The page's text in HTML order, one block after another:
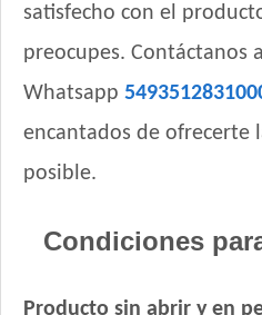
Royal Canin Perro Maxi Adulto
Royal Canin Perro Maxi Adulto +5
Royal Canin Perro Raza Boxer
Royal Canin Perro Raza Bulldog
Royal Canin Perro Raza Golden
Royal Canin Perro Raza Ovejero
Royal Canin Perro Veterinary
satisfecho con el
preocupes. Contáctanos
Whatsapp
encantados de ofrecerte
posible.
Condiciones
Producto sin abrir y en